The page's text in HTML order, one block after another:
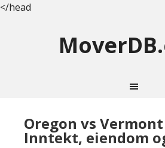
</head
Oregon vs
Inntekt, eiendom